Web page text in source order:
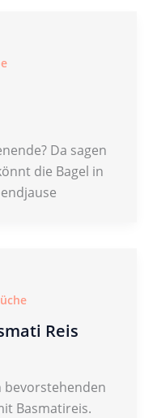
Da sagen
die Bagel in
Reis
bevorstehenden
Basmatireis.